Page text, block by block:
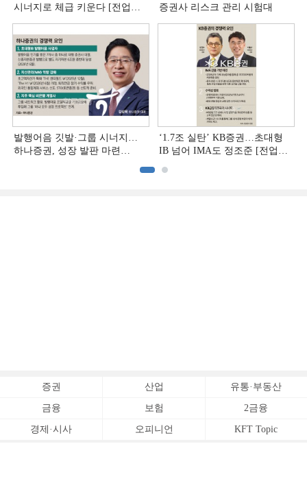
시너지로 체급 키운다 [전업계
증권사 리스크 관리 시험대
발행어음 깃발·그룹 시너지…
하나증권, 성장 발판 마련
‘1.7조 실탄’ KB증권…초대형
IB 넘어 IMA도 정조준 [전업계
증권 산업 유통·부동산
금융 보험 2금융
경제·시사 오피니언 KFT Topic